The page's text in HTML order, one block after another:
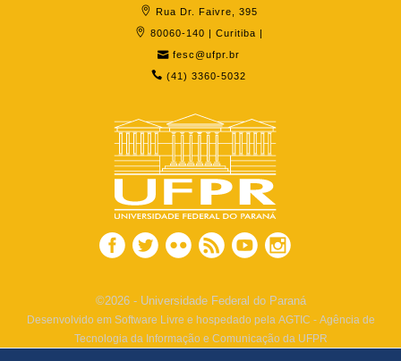
Rua Dr. Faivre, 395
80060-140 | Curitiba |
fesc@ufpr.br
(41) 3360-5032
©2026 - Universidade Federal do Paraná
Desenvolvido em Software Livre e hospedado pela AGTIC - Agência de
Tecnologia da Informação e Comunicação da UFPR